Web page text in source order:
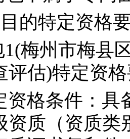
的特定资格
梅州市梅县
评估)特定资
资格条件：具
资质（资质类